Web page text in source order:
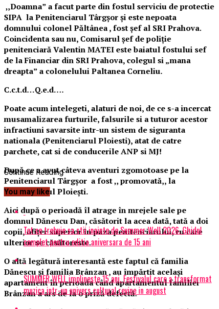
,,Doamna” a facut parte din fostul serviciu de protectie
SIPA la Penitenciarul Târgșor și este nepoata
domnului colonel Păltânea , fost șef al SRI Prahova.
Coincidenta sau nu, Comisarul șef de poliție
penitenciară Valentin MATEI este baiatul fostului sef
de la Financiar din SRI Prahova, colegul si „mana
dreapta” a colonelului Paltanea Corneliu.
C.c.t.d…Q.e.d….
Poate acum intelegeti, alaturi de noi, de ce s-a incercat
musamalizarea furturile, falsurile si a tuturor acestor
infractiuni savarsite intr-un sistem de siguranta
nationala (Penitenciarul Ploiesti), atat de catre
parchete, cat si de conducerile ANP si MJ!
După ce a avut câteva aventuri zgomotoase pe la
Penitenciarul Târgșor a fost ,, promovată,, la
Penitenciarul Ploiești.
Aici după o perioadă îl atrage în mrejele sale pe
domnul Dănescu Dan, căsătorit la acea dată, tată a doi
copii, ofițer superior în paza penitenciarului, cu care
ulterior se căsătoreste.
O altă legătură interesantă este faptul că familia
Dănescu și familia Brânzan , au împărtit același
apartament în perioada când apartamentul familiei
Brânzan a ars de la o priză defectă.
Continue Reading
You may like
Tot ce trebuie sa stii inainte de Summer Well 2026. Ghidul
complet pentru editia aniversara de 15 ani
SUMMER WELL implineste 15 ani. Festivalul care a transformat
muzica intr-un univers cultural revine in august